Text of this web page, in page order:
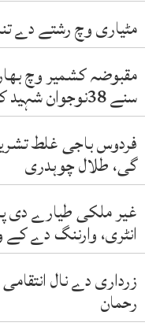
مٹیاری وچ رشتے دے تنازع تے
سنے 38نوجوان شہید کر دتے
فردوس باجی غلط
گی، طلال چوہدری
غیر ملکی طیارے دی
انٹری، وارننگ دے کے
زرداری دے نال
رحمان